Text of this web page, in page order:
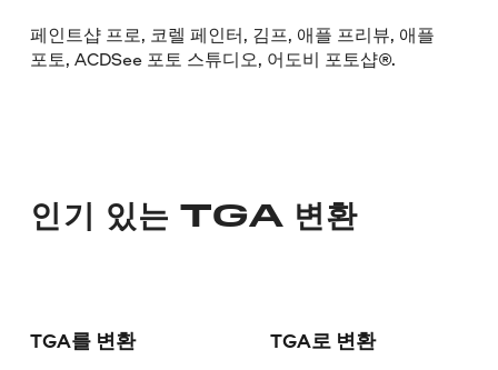
페인트샵 프로, 코렐 페인터, 김프, 애플 프리뷰, 애플
포토, ACDSee 포토 스튜디오, 어도비 포토샵®.
인기 있는 TGA 변환
TGA를 변환 TGA로 변환